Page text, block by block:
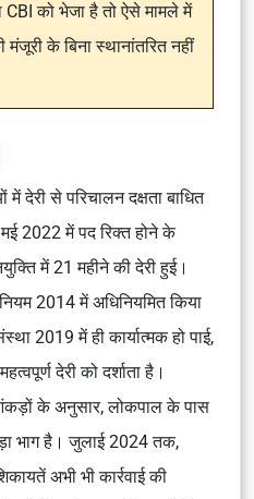
CBI को भेजा है तो ऐसे मामले में
के बिना स्थानांतरित नहीं
में देरी से परिचालन दक्षता बाधित
2022 में पद रिक्त होने के
में 21 महीने की देरी हुई।
2014 में अधिनियमित किया
2019 में ही कार्यात्मक हो पाई,
देरी को दर्शाता है।
के अनुसार, लोकपाल के पास
भाग है। जुलाई 2024 तक,
अभी भी कार्रवाई की